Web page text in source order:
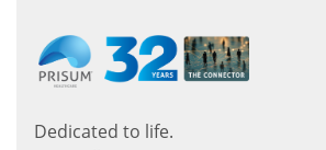
Dedicated to life.